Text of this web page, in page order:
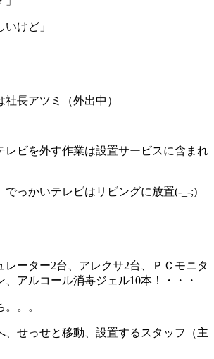
いけど」
長アツミ（外出中）
レビを外す作業は設置サービスに含まれ
でっかいテレビはリビングに放置(-_-;)
レーター2台、アレクサ2台、ＰＣモニタ
、アルコール消毒ジェル10本！・・・
。。
、せっせと移動、設置するスタッフ（主